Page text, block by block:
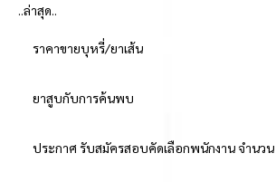
..ล่าสุด..
ราคาขายบุหรี่/ยาเส้น
ยาสูบกับการค้นพบ
ประกาศ รับสมัครสอบคัดเลือกพนักงาน จำนวน